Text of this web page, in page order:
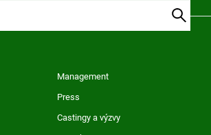
Management
Press
Castingy a výzvy